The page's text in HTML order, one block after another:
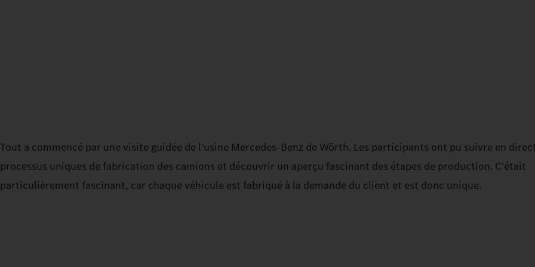
Tout a commencé par une visite guidée de l'usine Mercedes-Benz de Wörth. Les participants ont pu suivre en
processus uniques de fabrication des camions et découvrir un aperçu fascinant des étapes de production. C'était
particulièrement fascinant, car chaque véhicule est fabriqué à la demande du client et est donc unique.